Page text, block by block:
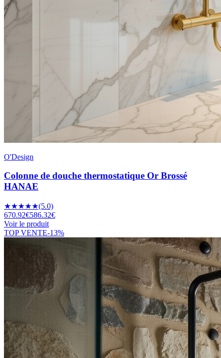
O'Design
Colonne de douche thermostatique Or Brossé
HANAE
★★★★★(5.0)
670.92€586.32€
Voir le produit
TOP VENTE-13%